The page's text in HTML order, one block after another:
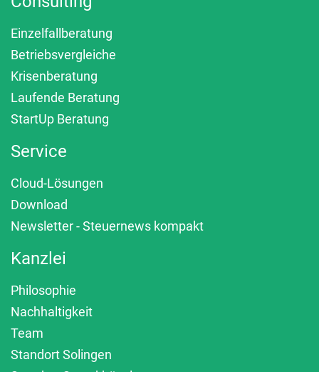
Einzelfallberatung
Betriebsvergleiche
Krisenberatung
Laufende Beratung
StartUp Beratung
Service
Cloud-Lösungen
Download
Newsletter - Steuernews kompakt
Kanzlei
Philosophie
Nachhaltigkeit
Team
Standort Solingen